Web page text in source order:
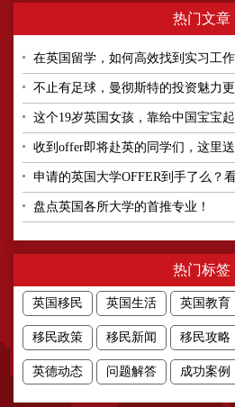
热门文章
在英国留学，如何高效找到实习工作
不止有足球，曼彻斯特的投资魅力
这个19岁英国女孩，靠给中国宝宝起
收到offer即将赴英的同学们，这里送
申请的英国大学OFFER到手了么？
盘点英国各所大学的首推专业！
热门标签
英国移民 英国生活 英国教育
移民政策 移民新闻 移民攻略
英德动态 问题解答 成功案例